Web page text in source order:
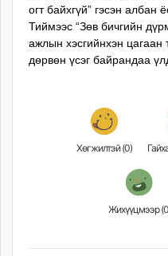
shuud.mn
eagle.mn
ergelt.mn
zarig.mn
shuurhai.mn
огт байхгүй” гэсэн албан
Тиймээс “Зөв бичгийн
ажлын хэсгийнхэн цагаан
дөрвөн үсэг байрандаа
Хөгжилтэй (0)
Жихүүцмээр (0